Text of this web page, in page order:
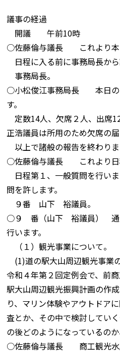
議事の経過
開議 午前10時
○佐藤倫与議長 これより本
日程に入る前に事務局長から
事務局長。
○小松俊江事務局長 本日の
す。
定数14人、欠席２人、出席
正浩議員は所用のため欠席の届
以上で諸般の報告を終わりま
○佐藤倫与議長 これより日
日程第１、一般質問を行い
問を許します。
９番 山下 裕議員。
○９ 番（山下 裕議員） 通
行います。
（１）観光事業について。
(1)道の駅大山周辺観光事業
令和４年第２回定例会で、前
駅大山周辺観光振興計画の作
り、マリン体験やアウトドア
査とか、その中で検討してい
の後どのようになっているの
○佐藤倫与議長 商工観光水